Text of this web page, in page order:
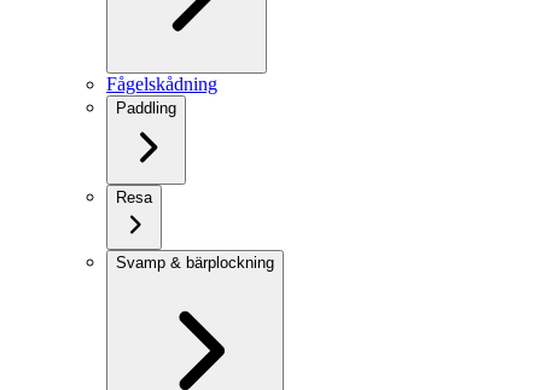
Fågelskådning
Paddling
Resa
Svamp & bärplockning